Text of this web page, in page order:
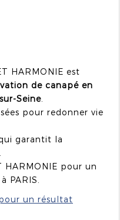
HARMONIE est
de canapé en
Seine
pour redonner vie
garantit la
HARMONIE pour un
PARIS.
un résultat